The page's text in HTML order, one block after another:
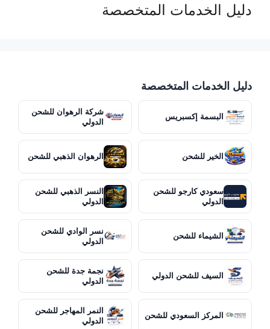
دليل الخدمات المتخصصة
دليل الخدمات المتخصصة
البسمة إكسبريس
شركة الرهوان للشحن
الدولي
الخير للشحن الرهوان الذهبي للشحن
سعودي كارجو للشحن
الدولي
النسر الذهبي للشحن
الدولي
الشيماء للشحن
نسر الوادي للشحن
الدولي
السيف للشحن الدولي
نجمة جدة للشحن
الدولي
المركز السعودي للشحن
النمر المهاجر للشحن
الدولي